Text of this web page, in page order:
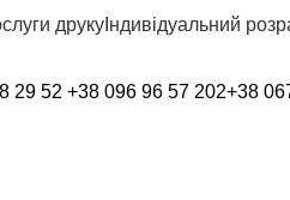
друку Індивідуальний
29 52 +38 096 96 57 202+38